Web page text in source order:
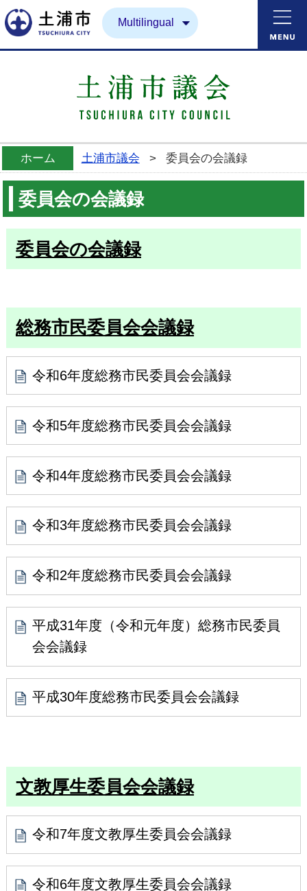
土浦市Multilingual
ホーム 土浦市議会 > 委員会の会議録
委員会の会議録
委員会の会議録
総務市民委員会会議録
令和6年度総務市民委員会会議録
令和5年度総務市民委員会会議録
令和4年度総務市民委員会会議録
令和3年度総務市民委員会会議録
令和2年度総務市民委員会会議録
平成31年度（令和元年度）総務市民委員
会会議録
平成30年度総務市民委員会会議録
文教厚生委員会会議録
令和7年度文教厚生委員会会議録
令和6年度文教厚生委員会会議録